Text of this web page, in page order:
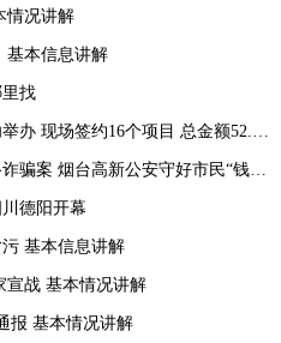
情况讲解
基本信息讲解
找
现场签约16个项目 总金额52.1亿元
案 烟台高新公安守好市民“钱袋子”
德阳开幕
基本信息讲解
宣战 基本情况讲解
报 基本情况讲解